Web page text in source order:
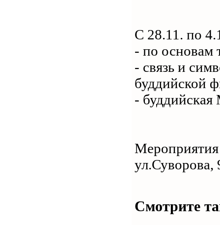
С 28.11. по
- по основам
- связь и
буддийской
-
Мероприятия
ул.Суворова,
Смотрите